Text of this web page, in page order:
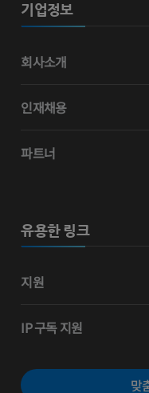
기업정보
회사소개
인재채용
파트너
유용한 링크
지원
IP 구독 지원
맞